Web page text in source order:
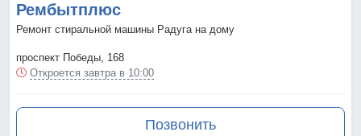
Рембытплюс
Ремонт стиральной машины Радуга на дому
проспект Победы, 168
Откроется завтра в 10:00
Позвонить